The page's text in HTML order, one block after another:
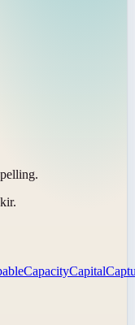
CapacityCapital